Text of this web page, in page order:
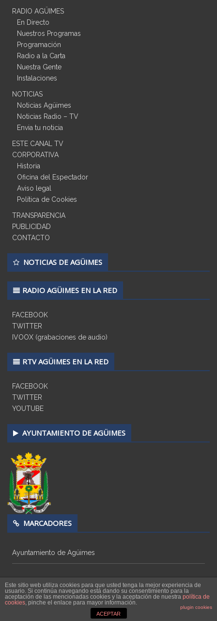
RADIO AGÜIMES
En Directo
Nuestros Programas
Programación
Radio a la Carta
Nuestra Gente
Instalaciones
NOTICIAS
Noticias Agüimes
Noticias Radio – TV
Envia tu noticia
ESTE CANAL TV
CORPORATIVA
Historia
Oficina del Espectador
Aviso legal
Política de Cookies
TRANSPARENCIA
PUBLICIDAD
CONTACTO
NOTICIAS DE AGÜIMES
RADIO AGÜIMES EN LA RED
FACEBOOK
TWITTER
IVOOX (grabaciones de audio)
RTV AGÜIMES EN LA RED
FACEBOOK
TWITTER
YOUTUBE
AYUNTAMIENTO DE AGÜIMES
MARCADORES
Ayuntamiento de Agüimes
Copyright © 2026Radio Televisión Agüimes
Este sitio web utiliza cookies para que usted tenga la mejor experiencia de
usuario. Si continúa navegando está dando su consentimiento para la
aceptación de las mencionadas cookies y la aceptación de nuestra política de
cookies, pinche el enlace para mayor información.
plugin cookies
ACEPTAR